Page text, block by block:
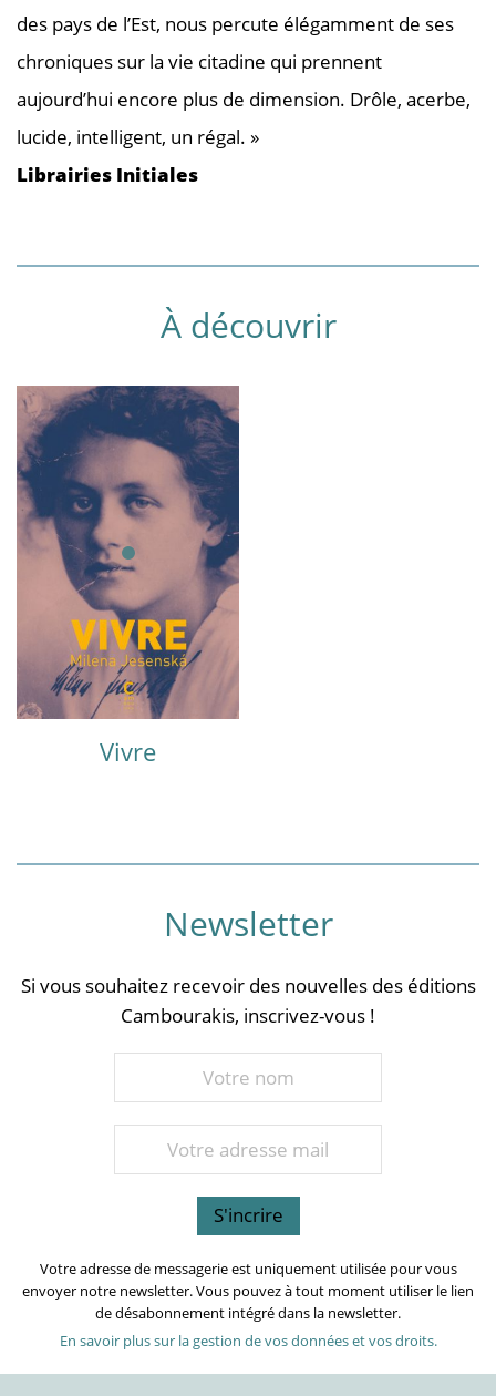
des pays de l’Est, nous percute élégamment de ses
chroniques sur la vie citadine qui prennent
aujourd’hui encore plus de dimension. Drôle, acerbe,
lucide, intelligent, un régal. »
Librairies Initiales
À découvrir
Vivre
Newsletter
Si vous souhaitez recevoir des nouvelles des éditions
Cambourakis, inscrivez-vous !
Votre adresse de messagerie est uniquement utilisée pour vous
envoyer notre newsletter. Vous pouvez à tout moment utiliser le lien
de désabonnement intégré dans la newsletter.
En savoir plus sur la gestion de vos données et vos droits.